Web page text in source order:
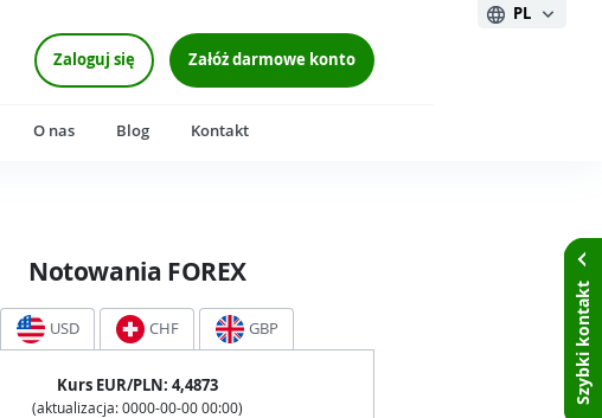
Zaloguj się Załóż darmowe konto
PL
O nas Blog Kontakt
Notowania FOREX
USD CHF GBP
Kurs EUR/PLN: 4,4873
(aktualizacja: 0000-00-00 00:00)
Szybki kontakt